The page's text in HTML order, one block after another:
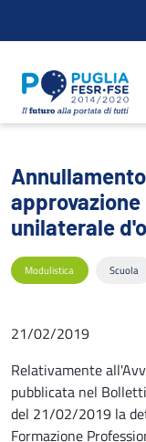
unilaterale
Modulistica Scuola
21/02/2019
Relativamente
pubblicata nel
del 21/02/2019 la
Formazione